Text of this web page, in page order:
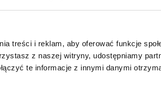
treści i reklam, aby oferować funkcje
z naszej witryny, udostępniamy
te informacje z innymi danymi